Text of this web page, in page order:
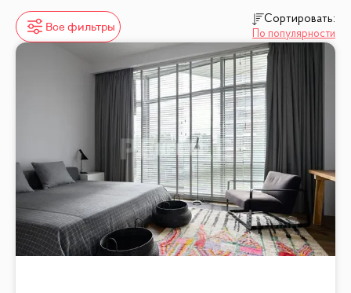
Все фильтры
Сортировать:
По популярности